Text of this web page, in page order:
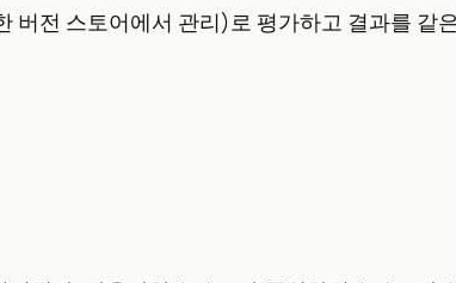
전 스토어에서 관리)로 평가하고 결과를 같